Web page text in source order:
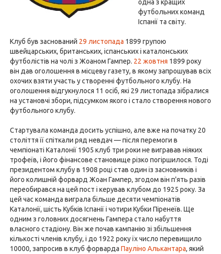
одна з кращих
футбольних команд
Іспанії та світу.
Клуб був заснований 29 листопада 1899 групою
швейцарських, британських, іспанських і каталонських
футболістів на чолі з Жоаном Гампер. 22 жовтня 1899 року
він дав оголошення в місцеву газету, в якому запрошував всіх
охочих взяти участь у створенні футбольного клубу. На
оголошення відгукнулося 11 осіб, які 29 листопада зібралися
на установчі збори, підсумком якого і стало створення нового
футбольного клубу.
Стартувала команда досить успішно, але вже на початку 20
століття її спіткали ряд невдач — після перемоги в
чемпіонаті Каталонії 1905 клуб три роки не вигравав ніяких
трофеїв, і його фінансове становище різко погіршилося. Тоді
президентом клубу в 1908 році став один із засновників і
його колишній форвард Жоан Гампер, згодом він п'ять разів
переобирався на цей пост і керував клубом до 1925 року. За
цей час команда виграла більше десяти чемпіонатів
Каталонії, шість Кубків Іспанії і чотири Кубки Піренеїв. Ще
одним з головних досягнень Гампера стало набуття
власного стадіону. Він же почав кампанію зі збільшення
кількості членів клубу, і до 1922 року їх число перевищило
10000, запросив в клуб форварда Пауліно Алькантара, який